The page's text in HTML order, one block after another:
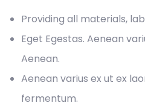
Providing all materials,
Eget Egestas. Aenean
Aenean.
Aenean varius ex ut ex
fermentum.